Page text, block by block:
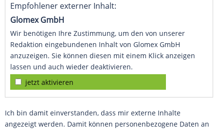
Empfohlener externer Inhalt:
Glomex GmbH
Wir benötigen Ihre Zustimmung, um den von unserer
Redaktion eingebundenen Inhalt von Glomex GmbH
anzuzeigen. Sie können diesen mit einem Klick anzeigen
lassen und auch wieder deaktivieren.
jetzt aktivieren
Ich bin damit einverstanden, dass mir externe Inhalte
angezeigt werden. Damit können personenbezogene Daten an